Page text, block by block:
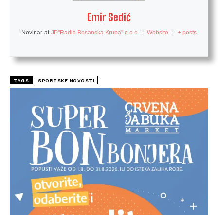
Emir Sedić
Novinar at JP"Radio Bosanska Krupa" d.o.o. | Website | + posts
TAGS SPORTSKE NOVOSTI